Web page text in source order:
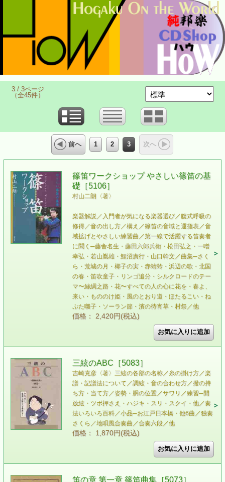
3 / 3ページ
（全45件）
前へ 1 2 3 次へ
篠笛ワークショップ やさしい篠笛の基
礎［5106］
村山二朗〈著〉
楽器解説／入門者が気になる楽器選び／腹式呼吸の
修得／音の出し方／構え／篠笛の音域と運指表／音
域拡げとやさしい練習曲／第一線で活躍する笛奏者
に聞く─藤舎名生・藤田六郎兵衛・松田弘之・一噌
幸弘・若山胤雄・鯉沼廣行・山口幹文／曲集─さく
ら・荒城の月・椰子の実・赤蜻蛉・浜辺の歌・北国
の春・笛吹童子・リンゴ追分・シルクロードのテー
マ〜絲綢之路・花〜すべての人の心に花を・春よ、
来い・もののけ姫・風のとおり道・ほたるこい・ね
ぷた囃子・ソーラン節・濱の待宵草・村祭／他
価格： 2,420円(税込)
三絃のABC［5083］
吉崎克彦〈著〉 三絃の各部の名称／糸の掛け方／楽
譜・記譜法について／調絃・音の合わせ方／撥の持
ち方・当て方／姿勢・胴の位置／サワリ／練習─開
放絃・ツボ押さえ・ハジキ・スリ・スクイ・他／奏
法いろいろ百科／小品─お江戸日本橋・他6曲／独奏
さくら／地唄風合奏曲／合奏六段／他
価格： 1,870円(税込)
笛の章 第一章 篠笛曲集［5073］